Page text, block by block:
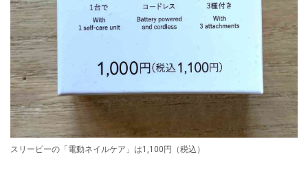
スリーピーの「電動ネイルケア」は1,100円（税込）